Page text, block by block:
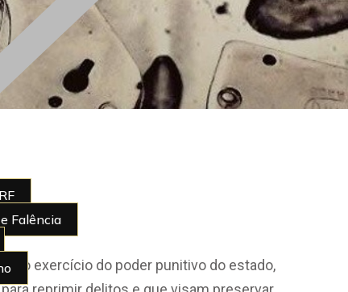
Falência
o exercício do poder punitivo do estado,